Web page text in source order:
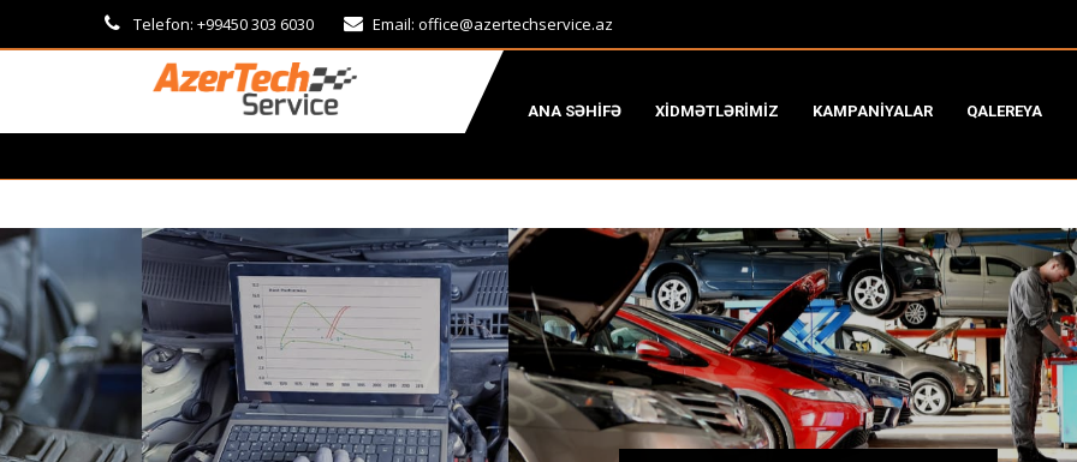
Telefon: +99450 303 6030 Email: office@azertechservice.az
ANA SƏHİFƏ XİDMƏTLƏRİMİZ KAMPANİYALAR QALEREYA